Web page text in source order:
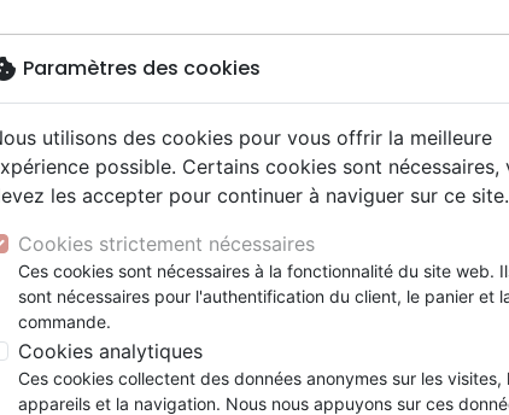
NouveautésBibles
courant
Français fondamental
Autres versions
Bibles d'étude
Bibles audio
Livres
sectes
adoration, louange
Famille, couple
Personne, santé
Ethique, société,
Religions
ans
Adolescents, jeunes
Enseignement jeunesse
Noël, Musique de fête
Recueils et partitions
reportages
animés
Concerts, spectacles
Willow Tree
Objets cadeaux
Jeux
Fourres de Bible
Comment grandir en Jésus - cahier d'activité 9/10
Comment grandir en
Collectif
RéférenceMPE1341 EAN9782940413416
Paramètres des cookies
utilisons des cookies pour vous offrir la meilleure
possible. Certains cookies sont nécessaires,
les accepter pour continuer à naviguer sur ce site.
Cookies strictement nécessaires
Ces cookies sont nécessaires à la fonctionnalité du site web.
sont nécessaires pour l'authentification du client, le panier et
commande.
Cookies analytiques
Ces cookies collectent des données anonymes sur les visites,
appareils et la navigation. Nous nous appuyons sur ces